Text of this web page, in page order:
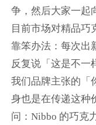
争，然后大家一起
目前市场对精品巧
靠笨办法：每次出
反复说「这是不一
我们品牌主张的「
身也是在传递这种
问：Nibbo 的巧克